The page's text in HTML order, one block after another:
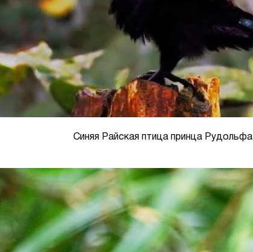
Синяя Райская птица принца Рудольфа